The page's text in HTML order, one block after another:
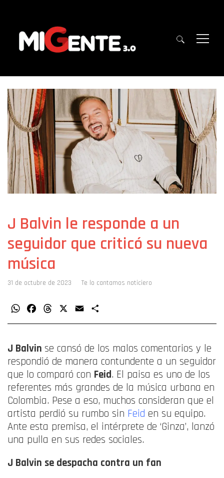
J Balvin le responde a un
seguidor que criticó su nueva
música
31 de octubre de 2023 Te lo cantamos noticiero
WhatsAppFacebookThreads Email
J Balvin se cansó de los malos comentarios y le
respondió de manera contundente a un seguidor
que lo comparó con Feid. El paisa es uno de los
referentes más grandes de la música urbana en
Colombia. Pese a eso, muchos consideran que el
artista perdió su rumbo sin Feid en su equipo.
Ante esta premisa, el intérprete de ‘Ginza’, lanzó
una pulla en sus redes sociales.
J Balvin se despacha contra un fan